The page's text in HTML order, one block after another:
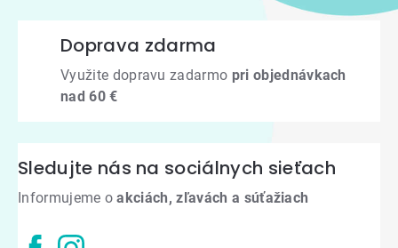
Doprava zdarma
Využite dopravu zadarmo pri objednávkach
nad 60 €
Sledujte nás na sociálnych sieťach
Informujeme oakciách, zľavách a súťažiach